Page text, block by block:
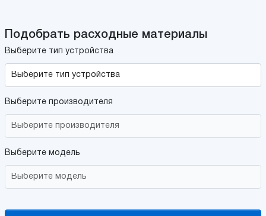
Подобрать расходные материалы
Выберите тип устройства
Выберите производителя
Выберите модель